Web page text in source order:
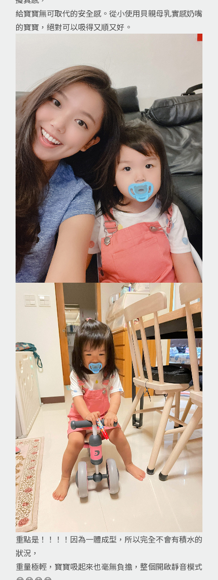
給寶寶無可取代的安全感。從小使用貝親母乳實感奶嘴
的寶寶，絕對可以吸得又順又好。
重點是！！！！因為一體成型，所以完全不會有積水的
狀況，
重量極輕，寶寶吸起來也毫無負擔，整個開啟靜音模式